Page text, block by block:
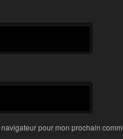
pour mon prochain